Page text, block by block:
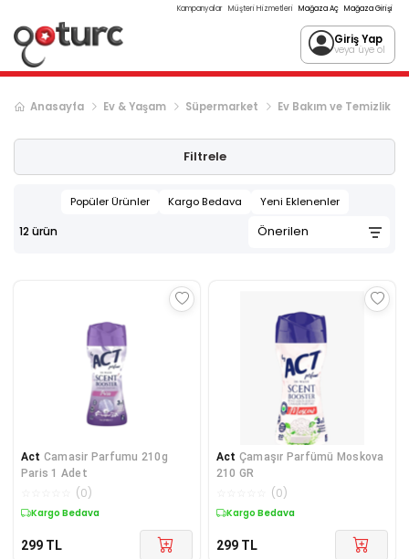
Kampanyalar Müşteri Hizmetleri Mağaza Aç Mağaza Girişi
Giriş Yap
veya üye ol
Anasayfa Ev & Yaşam Süpermarket Ev Bakım ve Temizlik
Filtrele
Popüler Ürünler Kargo Bedava Yeni Eklenenler
12ürün
Act Camasir Parfumu 210g
Paris 1 Adet
(0)
Kargo Bedava
299 TL
Act Çamaşır Parfümü Moskova
210 GR
(0)
Kargo Bedava
299 TL